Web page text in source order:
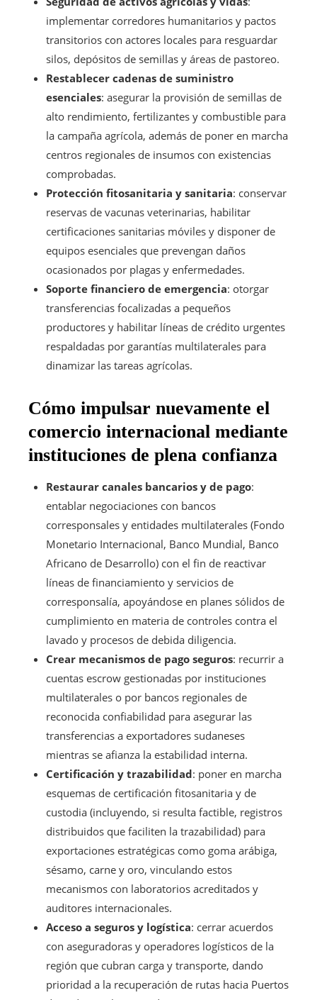
implementar corredores humanitarios y pactos
transitorios con actores locales para resguardar
silos, depósitos de semillas y áreas de pastoreo.
Restablecer cadenas de suministro
esenciales: asegurar la provisión de semillas de
alto rendimiento, fertilizantes y combustible para
la campaña agrícola, además de poner en marcha
centros regionales de insumos con existencias
comprobadas.
Protección fitosanitaria y sanitaria: conservar
reservas de vacunas veterinarias, habilitar
certificaciones sanitarias móviles y disponer de
equipos esenciales que prevengan daños
ocasionados por plagas y enfermedades.
Soporte financiero de emergencia: otorgar
transferencias focalizadas a pequeños
productores y habilitar líneas de crédito urgentes
respaldadas por garantías multilaterales para
dinamizar las tareas agrícolas.
Cómo impulsar nuevamente el
comercio internacional mediante
instituciones de plena confianza
Restaurar canales bancarios y de pago:
entablar negociaciones con bancos
corresponsales y entidades multilaterales (Fondo
Monetario Internacional, Banco Mundial, Banco
Africano de Desarrollo) con el fin de reactivar
líneas de financiamiento y servicios de
corresponsalía, apoyándose en planes sólidos de
cumplimiento en materia de controles contra el
lavado y procesos de debida diligencia.
Crear mecanismos de pago seguros: recurrir a
cuentas escrow gestionadas por instituciones
multilaterales o por bancos regionales de
reconocida confiabilidad para asegurar las
transferencias a exportadores sudaneses
mientras se afianza la estabilidad interna.
Certificación y trazabilidad: poner en marcha
esquemas de certificación fitosanitaria y de
custodia (incluyendo, si resulta factible, registros
distribuidos que faciliten la trazabilidad) para
exportaciones estratégicas como goma arábiga,
sésamo, carne y oro, vinculando estos
mecanismos con laboratorios acreditados y
auditores internacionales.
Acceso a seguros y logística: cerrar acuerdos
con aseguradoras y operadores logísticos de la
región que cubran carga y transporte, dando
prioridad a la recuperación de rutas hacia Puertos